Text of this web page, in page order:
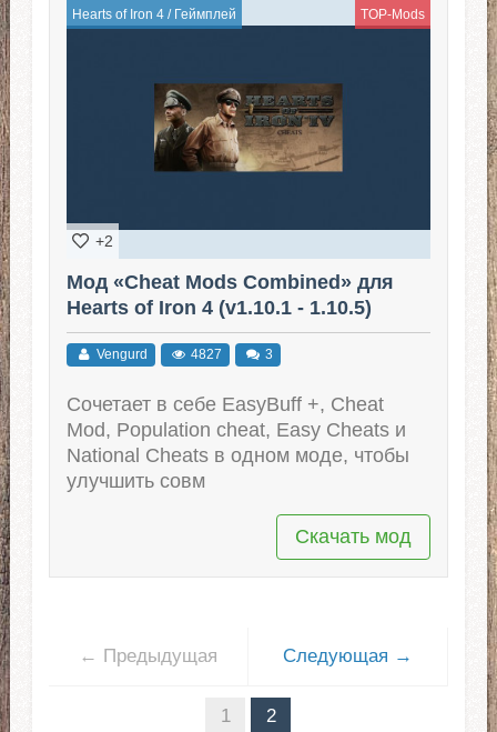
Hearts of Iron 4/ Геймплей TOP-Mods
+2
Мод «Cheat Mods Combined» для
Hearts of Iron 4 (v1.10.1 - 1.10.5)
Vengurd 4827 3
Сочетает в себе EasyBuff +, Cheat
Mod, Population cheat, Easy Cheats и
National Cheats в одном моде, чтобы
улучшить совм
Скачать мод
← Предыдущая Следующая →
1 2